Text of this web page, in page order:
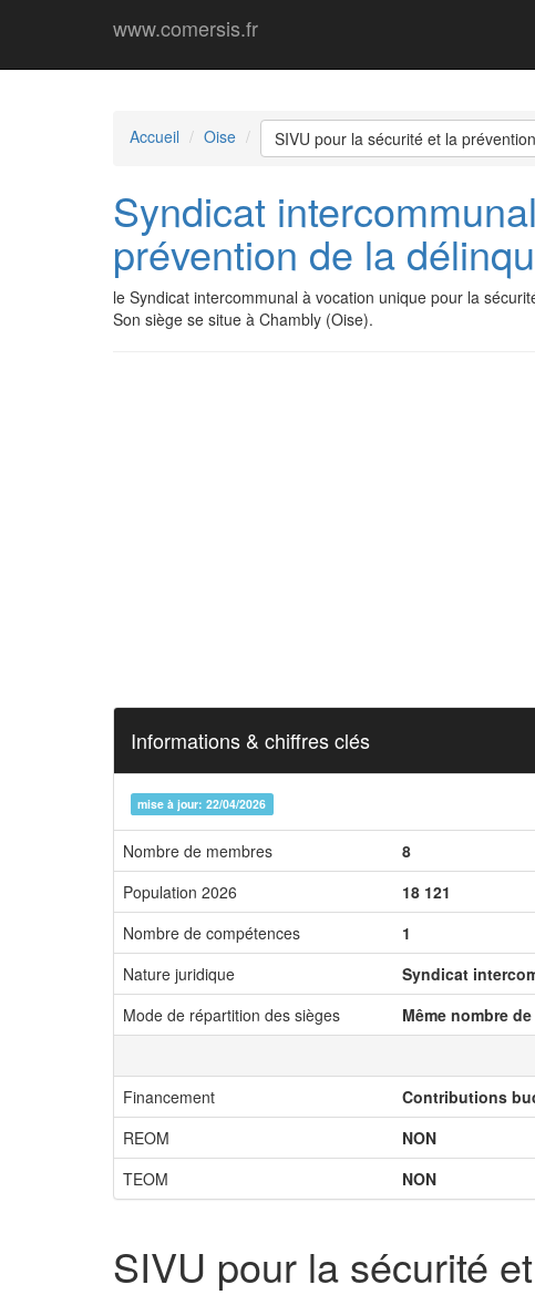
www.comersis.fr
Accueil Oise SIVU pour la sécurité et la
Syndicat
prévention de la
le Syndicat intercommunal à vocation unique pour la
Son siège se situe à Chambly (Oise).
Informations & chiffres clés
mise à jour: 22/04/2026
Nombre de membres 8
Population 2026
18 121
Nombre de compétences
1
Nature juridique
Syndicat
Mode de répartition des sièges
Même nombre
Financement
Contributions
REOM
NON
TEOM NON
SIVU pour la sécurité